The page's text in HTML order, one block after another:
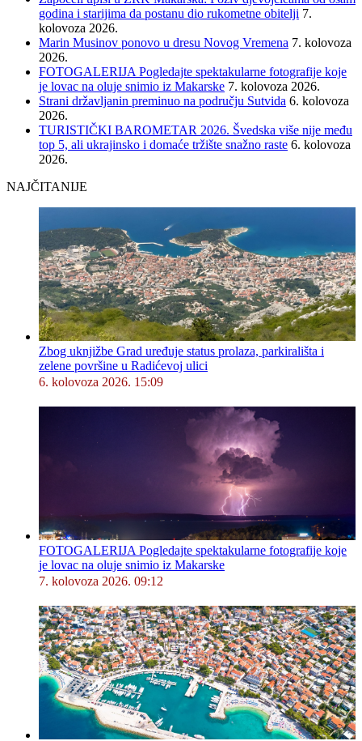
godina i starijima da postanu dio rukometne obitelji 7.
kolovoza 2026.
Marin Musinov ponovo u dresu Novog Vremena 7. kolovoza
2026.
FOTOGALERIJA Pogledajte spektakularne fotografije koje
je lovac na oluje snimio iz Makarske 7. kolovoza 2026.
Strani državljanin preminuo na području Sutvida 6. kolovoza
2026.
TURISTIČKI BAROMETAR 2026. Švedska više nije među
top 5, ali ukrajinsko i domaće tržište snažno raste 6. kolovoza
2026.
NAJČITANIJE
Zbog uknjižbe Grad uređuje status prolaza, parkirališta i
zelene površine u Radićevoj ulici
6. kolovoza 2026. 15:09
FOTOGALERIJA Pogledajte spektakularne fotografije koje
je lovac na oluje snimio iz Makarske
7. kolovoza 2026. 09:12